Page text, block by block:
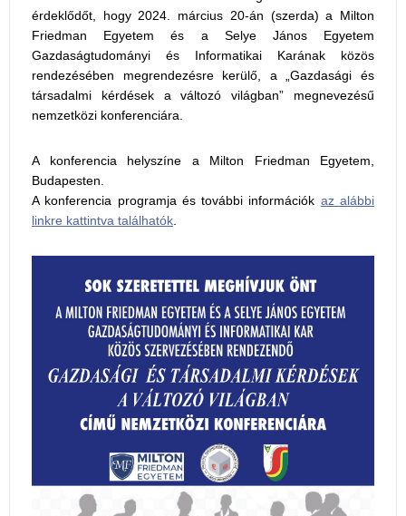
érdeklődőt, hogy 2024. március 20-án (szerda) a Milton
Friedman Egyetem és a Selye János Egyetem
Gazdaságtudományi és Informatikai Karának közös
rendezésében megrendezésre kerülő, a „Gazdasági és
társadalmi kérdések a változó világban” megnevezésű
nemzetközi konferenciára.
A konferencia helyszíne a Milton Friedman Egyetem,
Budapesten.
A konferencia programja és további információk az alábbi
linkre kattintva találhatók